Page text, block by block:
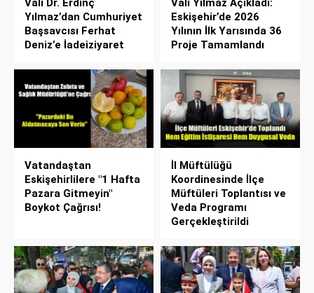
Yılmaz’dan Cumhuriyet
Başsavcısı Ferhat
Deniz’e İadeiziyaret
Eskişehir’de 2026
Yılının İlk Yarısında 36
Proje Tamamlandı
Vatandaştan
Eskişehirlilere "1 Hafta
Pazara Gitmeyin"
Boykot Çağrısı!
İl Müftülüğü
Koordinesinde İlçe
Müftüleri Toplantısı ve
Veda Programı
Gerçekleştirildi